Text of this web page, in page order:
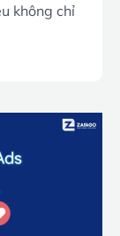
không chỉ